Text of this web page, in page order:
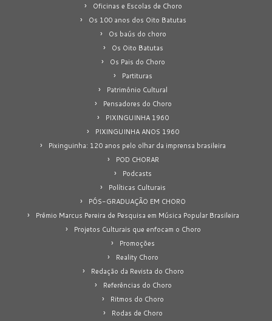
Oficinas e Escolas de Choro
Os 100 anos dos Oito Batutas
Os baús do choro
Os Oito Batutas
Os Pais do Choro
Partituras
Patrimônio Cultural
Pensadores do Choro
PIXINGUINHA 1960
PIXINGUINHA ANOS 1960
Pixinguinha: 120 anos pelo olhar da imprensa brasileira
POD CHORAR
Podcasts
Políticas Culturais
PÓS-GRADUAÇÃO EM CHORO
Prêmio Marcus Pereira de Pesquisa em Música Popular Brasileira
Projetos Culturais que enfocam o Choro
Promoções
Reality Choro
Redação da Revista do Choro
Referências do Choro
Ritmos do Choro
Rodas de Choro